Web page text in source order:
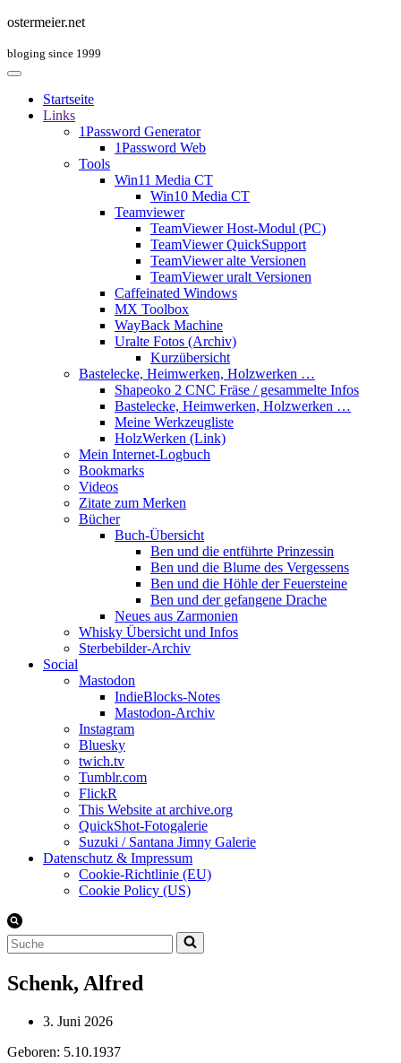
ostermeier.net
bloging since 1999
Startseite
Links
1Password Generator
1Password Web
Tools
Win11 Media CT
Win10 Media CT
Teamviewer
TeamViewer Host-Modul (PC)
TeamViewer QuickSupport
TeamViewer alte Versionen
TeamViewer uralt Versionen
Caffeinated Windows
MX Toolbox
WayBack Machine
Uralte Fotos (Archiv)
Kurzübersicht
Bastelecke, Heimwerken, Holzwerken …
Shapeoko 2 CNC Fräse / gesammelte Infos
Bastelecke, Heimwerken, Holzwerken …
Meine Werkzeugliste
HolzWerken (Link)
Mein Internet-Logbuch
Bookmarks
Videos
Zitate zum Merken
Bücher
Buch-Übersicht
Ben und die entführte Prinzessin
Ben und die Blume des Vergessens
Ben und die Höhle der Feuersteine
Ben und der gefangene Drache
Neues aus Zarmonien
Whisky Übersicht und Infos
Sterbebilder-Archiv
Social
Mastodon
IndieBlocks-Notes
Mastodon-Archiv
Instagram
Bluesky
twich.tv
Tumblr.com
FlickR
This Website at archive.org
QuickShot-Fotogalerie
Suzuki / Santana Jimny Galerie
Datenschutz & Impressum
Cookie-Richtlinie (EU)
Cookie Policy (US)
Suchen
nach …
Schenk, Alfred
3. Juni 2026
Geboren: 5.10.1937